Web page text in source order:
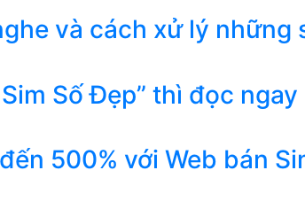
và cách xử lý những
Số Đẹp” thì đọc ngay
500% với Web bán